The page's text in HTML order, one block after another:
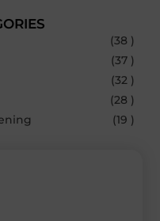
(38 )
(37 )
(32 )
(28 )
(19 )